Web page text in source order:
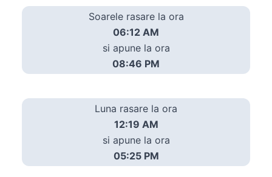
Soarele rasare la ora
06:12 AM
si apune la ora
08:46 PM
Luna rasare la ora
12:19 AM
si apune la ora
05:25 PM